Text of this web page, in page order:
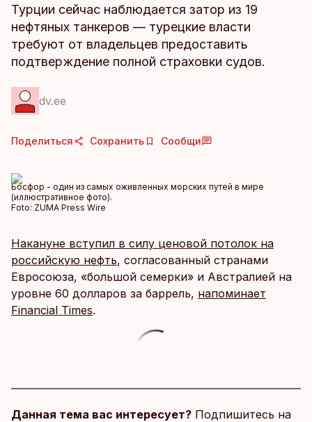
Турции сейчас наблюдается затор из 19
нефтяных танкеров — турецкие власти
требуют от владельцев предоставить
подтверждение полной страховки судов.
dv.ee
Поделиться Сохранить Сообщи
Босфор - один из самых оживленных морских путей в мире
(иллюстративное фото).
Foto: ZUMA Press Wire
Накануне вступил в силу ценовой потолок на
российскую нефть, согласованный странами
Евросоюза, «большой семерки» и Австралией на
уровне 60 долларов за баррель, напоминает
Financial Times.
Данная тема вас интересует? Подпишитесь на